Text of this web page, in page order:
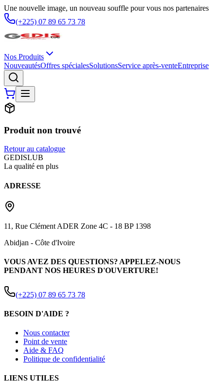
Une nouvelle image, un nouveau souffle pour vous nos partenaires
(+225) 07 89 65 73 78
Nos Produits
NouveautésOffres spécialesSolutionsService après-venteEntreprise
Produit non trouvé
Retour au catalogue
GEDISLUB
La qualité en plus
ADRESSE
11, Rue Clément ADER Zone 4C - 18 BP 1398
Abidjan - Côte d'Ivoire
VOUS AVEZ DES QUESTIONS? APPELEZ-NOUS
PENDANT NOS HEURES D'OUVERTURE!
(+225) 07 89 65 73 78
BESOIN D'AIDE ?
Nous contacter
Point de vente
Aide & FAQ
Politique de confidentialité
LIENS UTILES